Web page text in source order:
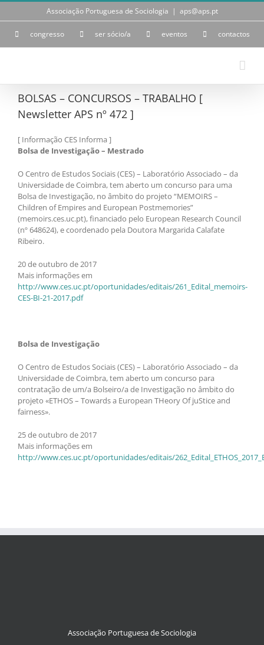
Skip
Associação Portuguesa de Sociologia | aps@aps.pt
congresso ser sócio/a eventos contactos
BOLSAS – CONCURSOS – TRABALHO [
Newsletter APS nº 472 ]
[ Informação CES Informa ]
Bolsa de Investigação – Mestrado
O Centro de Estudos Sociais (CES) – Laboratório Associado – da
Universidade de Coimbra, tem aberto um concurso para uma
Bolsa de Investigação, no âmbito do projeto “MEMOIRS –
Children of Empires and European Postmemories”
(memoirs.ces.uc.pt), financiado pelo European Research Council
(nº 648624), e coordenado pela Doutora Margarida Calafate
Ribeiro.
20 de outubro de 2017
Mais informações em
http://www.ces.uc.pt/oportunidades/editais/261_Edital_memoirs-
CES-BI-21-2017.pdf
Bolsa de Investigação
O Centro de Estudos Sociais (CES) – Laboratório Associado – da
Universidade de Coimbra, tem aberto um concurso para
contratação de um/a Bolseiro/a de Investigação no âmbito do
projeto «ETHOS – Towards a European THeory Of juStice and
fairness».
25 de outubro de 2017
Mais informações em
http://www.ces.uc.pt/oportunidades/editais/
Associação Portuguesa de Sociologia